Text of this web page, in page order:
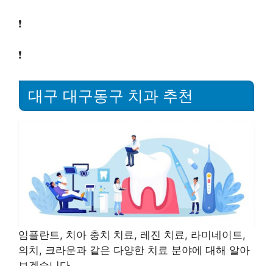
❗
❗
대구 대구동구 치과 추천
임플란트, 치아 충치 치료, 레진 치료, 라미네이트,
의치, 크라운과 같은 다양한 치료 분야에 대해 알아